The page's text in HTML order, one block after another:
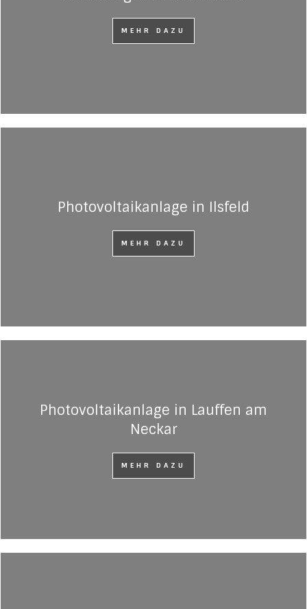
MEHR DAZU
Photovoltaikanlage in Ilsfeld
MEHR DAZU
Photovoltaikanlage in Lauffen am
Neckar
MEHR DAZU